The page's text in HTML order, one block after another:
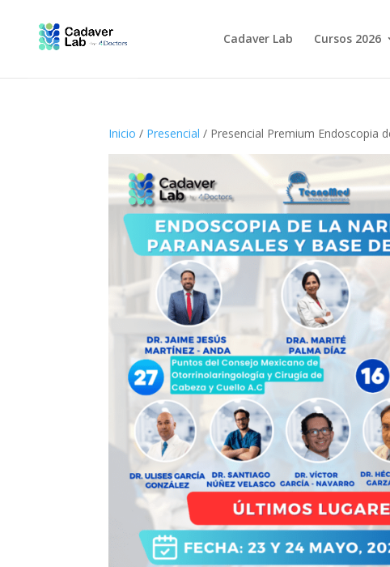
Cadaver Lab Cursos 2026
Inicio / Presencial / Presencial Premium Endoscopia